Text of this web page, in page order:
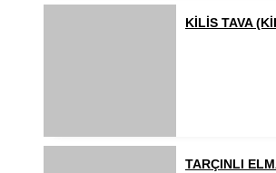
KİLİS TAVA
TARÇINLI